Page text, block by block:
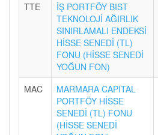
TTE
İŞ PORTFÖY BIST
TEKNOLOJİ AĞIRLIK
SINIRLAMALI ENDEKSİ
HİSSE SENEDİ (TL)
FONU (HİSSE SENEDİ
YOĞUN FON)
MAC
MARMARA CAPITAL
PORTFÖY HİSSE
SENEDİ (TL) FONU
(HİSSE SENEDİ